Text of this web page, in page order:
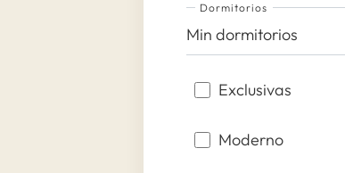
Dormitorios
Min dormitorios
Exclusivas
Moderno